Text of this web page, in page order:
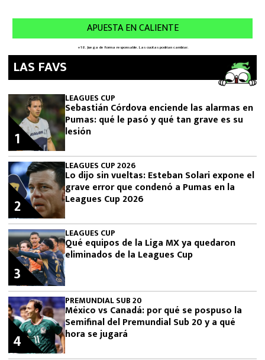
LAS FAVS
LEAGUES CUP
Sebastián Córdova enciende las alarmas en
Pumas: qué le pasó y qué tan grave es su
lesión
1
LEAGUES CUP 2026
Lo dijo sin vueltas: Esteban Solari expone el
grave error que condenó a Pumas en la
Leagues Cup 2026
2
LEAGUES CUP
Qué equipos de la Liga MX ya quedaron
eliminados de la Leagues Cup
3
PREMUNDIAL SUB 20
México vs Canadá: por qué se pospuso la
Semifinal del Premundial Sub 20 y a qué
hora se jugará
4